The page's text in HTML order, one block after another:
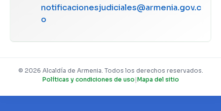
notificacionesjudiciales@armenia.gov.c
o
© 2026 Alcaldía de Armenia. Todos los derechos reservados.
Políticas y condiciones de uso |Mapa del sitio